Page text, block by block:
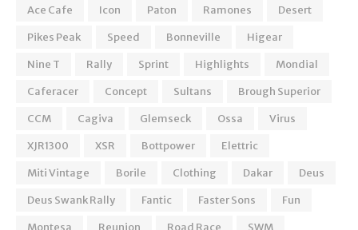
Ace Cafe
Icon Paton Ramones
Desert
Pikes Peak
Speed Bonneville
Higear
Nine T
Rally Sprint Highlights
Mondial
Caferacer
Concept Sultans
Brough Superior
CCM
Cagiva Glemseck Ossa
Virus
XJR1300
XSR Bottpower
Elettric
Miti Vintage
Borile Clothing Dakar
Deus
Deus Swank Rally
Fantic Faster Sons
Fun
Montesa
Reunion Road Race
SWM